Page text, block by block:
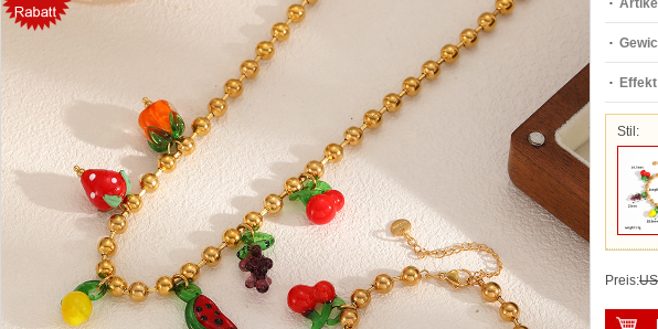
Stil:
Preis: